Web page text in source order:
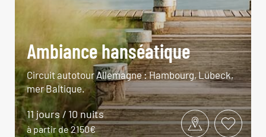
Ambiance hanséatique
Circuit autotour Allemagne : Hambourg, Lübeck,
mer Baltique.
11 jours / 10 nuits
à partir de 2150€